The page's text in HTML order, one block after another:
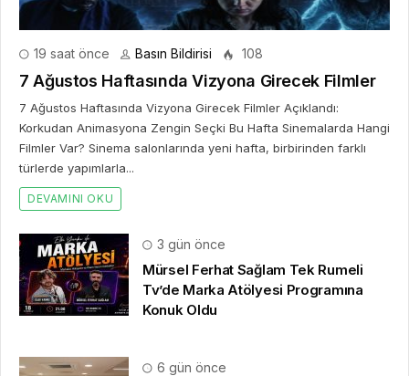
19 saat önce Basın Bildirisi 108
7 Ağustos Haftasında Vizyona Girecek Filmler
7 Ağustos Haftasında Vizyona Girecek Filmler Açıklandı:
Korkudan Animasyona Zengin Seçki Bu Hafta Sinemalarda Hangi
Filmler Var? Sinema salonlarında yeni hafta, birbirinden farklı
türlerde yapımlarla...
DEVAMINI OKU
3 gün önce
Mürsel Ferhat Sağlam Tek Rumeli
Tv’de Marka Atölyesi Programına
Konuk Oldu
6 gün önce